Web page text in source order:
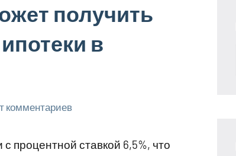
получить
в
комментариев
процентной ставкой 6,5%, что